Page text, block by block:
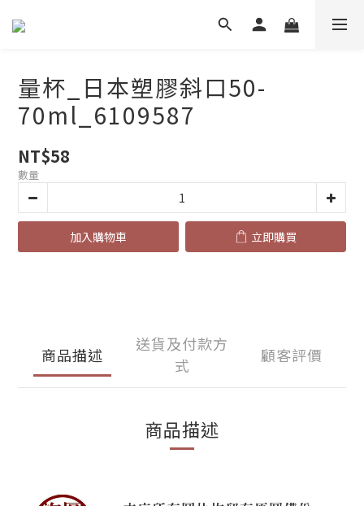
量杯_日本塑膠斜口50-
70ml_6109587
NT$58
數量
加入購物車 立即購買
商品描述
送貨及付款方
式
顧客評價
商品描述